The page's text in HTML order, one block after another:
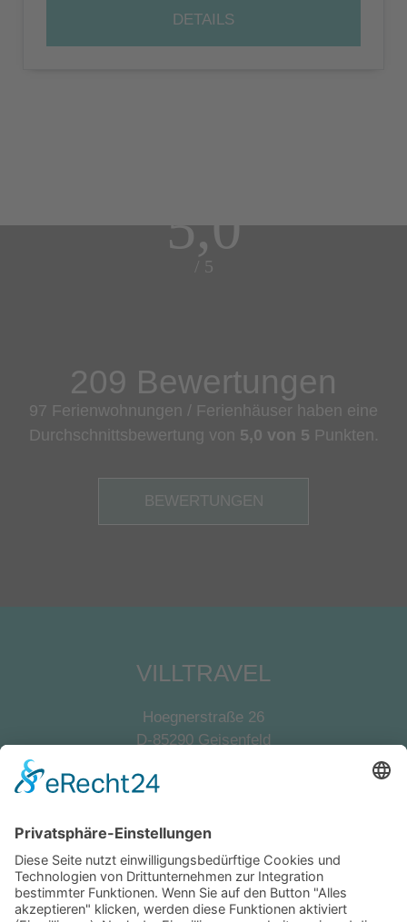
DETAILS
5,0
/ 5
209 Bewertungen
97 Ferienwohnungen / Ferienhäuser haben eine
Durchschnittsbewertung von 5,0 von 5 Punkten.
BEWERTUNGEN
VILLTRAVEL
Hoegnerstraße 26
D-85290 Geisenfeld
Navigation
Vermieter werden Eigentümerlogin